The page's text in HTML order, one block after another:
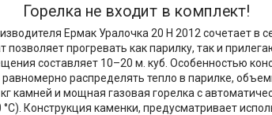
Горелка не входит в комплект!
Ермак Уралочка 20 Н 2012 сочетает в
позволяет прогревать как парилку, так и
составляет 10–20 м. куб. Особенностью
распределять тепло в парилке,
камней и мощная газовая горелка с
Конструкция каменки, предусматривает